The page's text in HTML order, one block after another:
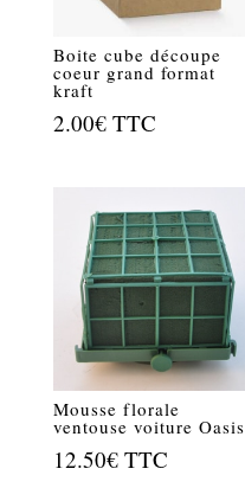
Boite cube découpe
coeur grand format
kraft
2.00€ TTC
Mousse florale
ventouse voiture Oasis
12.50€ TTC